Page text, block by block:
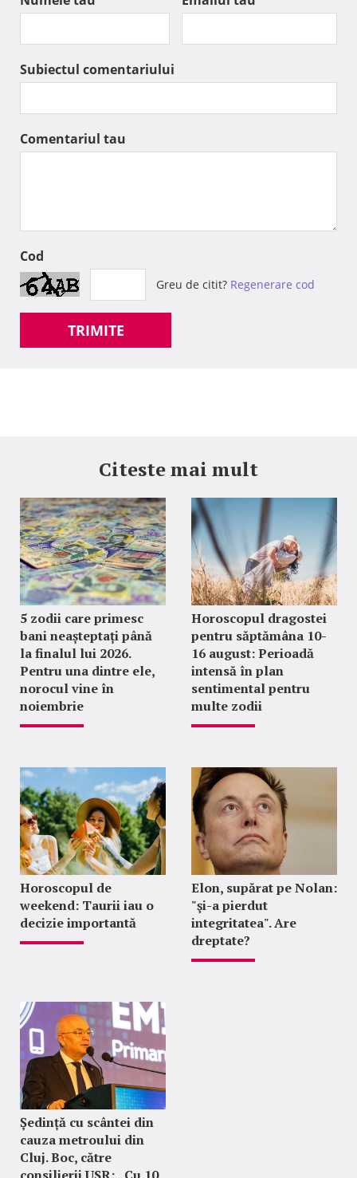
Subiectul comentariului
Comentariul tau
Cod
Greu de citit? Regenerare cod
TRIMITE
Citeste mai mult
5 zodii care primesc
bani neașteptați până
la finalul lui 2026.
Pentru una dintre ele,
norocul vine în
noiembrie
Horoscopul dragostei
pentru săptămâna 10-
16 august: Perioadă
intensă în plan
sentimental pentru
multe zodii
Horoscopul de
weekend: Taurii iau o
decizie importantă
Elon, supărat pe Nolan:
"şi-a pierdut
integritatea". Are
dreptate?
Ședință cu scântei din
cauza metroului din
Cluj. Boc, către